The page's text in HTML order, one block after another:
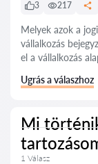
3
217
Melyek azok a
vállalkozás
el a vállalkozás
Ugrás a válaszhoz
Mi
1 Válasz